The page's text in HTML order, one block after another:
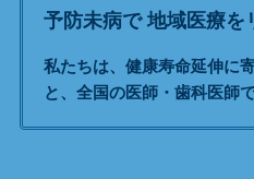
予防未病で 地域医療を
私たちは、健康寿命延伸に
と、全国の医師・歯科医師